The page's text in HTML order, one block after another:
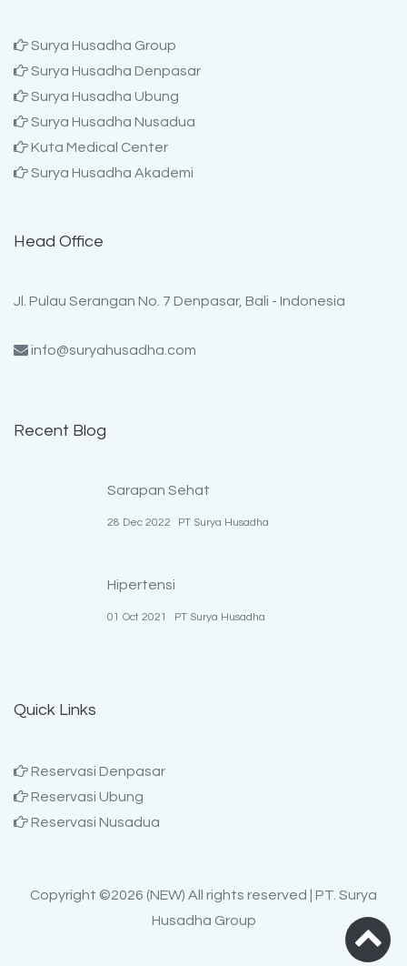
Surya Husadha Group
Surya Husadha Denpasar
Surya Husadha Ubung
Surya Husadha Nusadua
Kuta Medical Center
Surya Husadha Akademi
Head Office
Jl. Pulau Serangan No. 7 Denpasar, Bali - Indonesia
info@suryahusadha.com
Recent Blog
Sarapan Sehat
28 Dec 2022 PT Surya Husadha
Hipertensi
01 Oct 2021 PT Surya Husadha
Quick Links
Reservasi Denpasar
Reservasi Ubung
Reservasi Nusadua
Copyright ©2026 (NEW) All rights reserved | PT. Surya
Husadha Group